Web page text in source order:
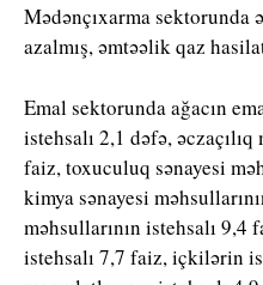
Mədənçıxarma sektorunda
azalmış, əmtəəlik qaz
Emal sektorunda ağacın
istehsalı 2,1 dəfə,
faiz, toxuculuq sənayesi
kimya sənayesi
məhsullarının istehsalı 9,4
istehsalı 7,7 faiz, içkilərin